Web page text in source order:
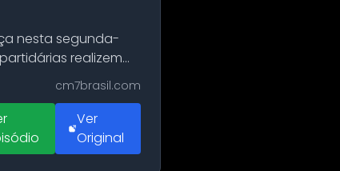
nesta segunda-
realizem
cm7brasil.com
Ver
Original